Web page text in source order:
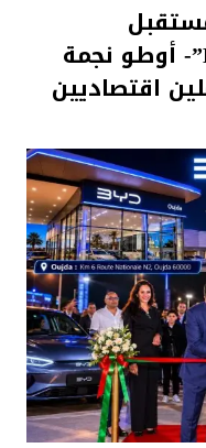
وتستقبل”بي واي دي BYD”- أوطو نجمة
اقتصاديين